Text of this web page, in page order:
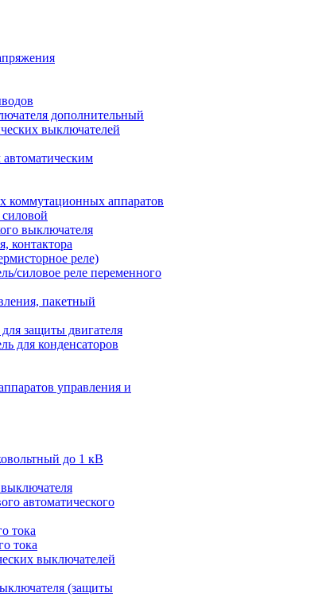
дополнительный
выключателей
коммутационных аппаратов
выключателя
контактора
реле)
силовое реле переменного
пакетный
защиты двигателя
для конденсаторов
управления и
до 1 кВ
автоматического
тока
тока
выключателей
(защиты